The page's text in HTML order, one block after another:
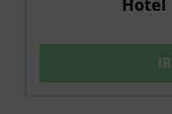
Hotel